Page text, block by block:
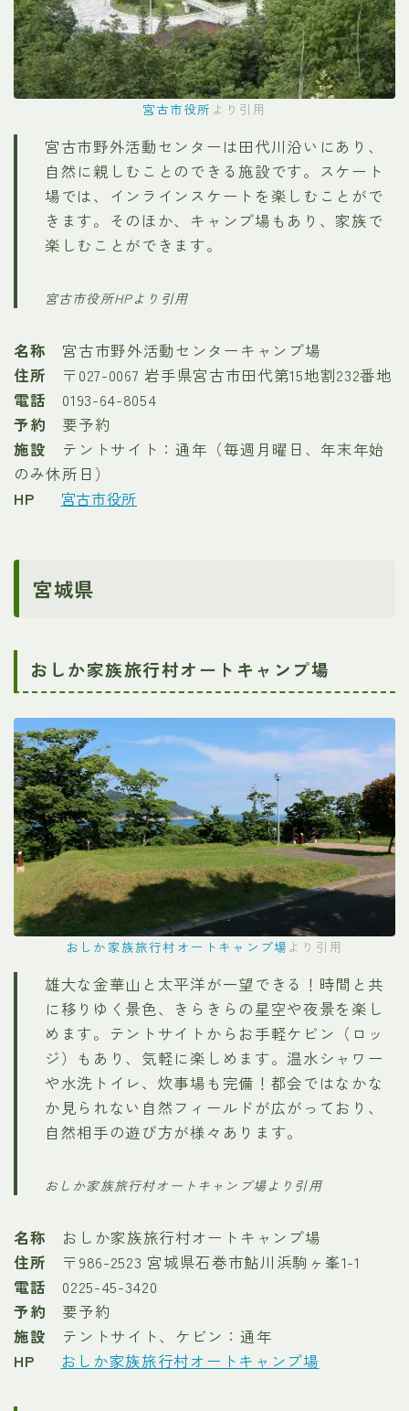
宮古市役所 より引用
宮古市野外活動センターは田代川沿いにあり、
自然に親しむことのできる施設です。スケート
場では、インラインスケートを楽しむことがで
きます。そのほか、キャンプ場もあり、家族で
楽しむことができます。
宮古市役所HPより引用
名称 宮古市野外活動センターキャンプ場
住所 〒027-0067 岩手県宮古市田代第15地割232番地
電話 0193-64-8054
予約 要予約
施設 テントサイト：通年（毎週月曜日、年末年始
のみ休所日）
HP
宮古市役所
宮城県
おしか家族旅行村オートキャンプ場
おしか家族旅行村オートキャンプ場 より引用
雄大な金華山と太平洋が一望できる！時間と共
に移りゆく景色、きらきらの星空や夜景を楽し
めます。テントサイトからお手軽ケビン（ロッ
ジ）もあり、気軽に楽しめます。温水シャワー
や水洗トイレ、炊事場も完備！都会ではなかな
か見られない自然フィールドが広がっており、
自然相手の遊び方が様々あります。
おしか家族旅行村オートキャンプ場より引用
名称 おしか家族旅行村オートキャンプ場
住所 〒986-2523 宮城県石巻市鮎川浜駒ヶ峯1-1
電話 0225-45-3420
予約 要予約
施設 テントサイト、ケビン：通年
HP
おしか家族旅行村オートキャンプ場